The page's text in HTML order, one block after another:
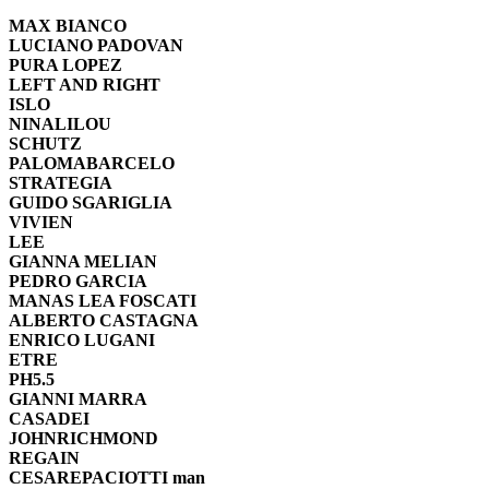
MAX BIANCO
LUCIANO PADOVAN
PURA LOPEZ
LEFT AND RIGHT
ISLO
NINALILOU
SCHUTZ
PALOMABARCELO
STRATEGIA
GUIDO SGARIGLIA
VIVIEN
LEE
GIANNA MELIAN
PEDRO GARCIA
MANAS LEA FOSCATI
ALBERTO CASTAGNA
ENRICO LUGANI
ETRE
PH5.5
GIANNI MARRA
CASADEI
JOHNRICHMOND
REGAIN
CESAREPACIOTTI man